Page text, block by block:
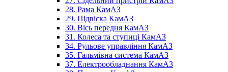
28. Рама КамАЗ
29. Підвіска КамАЗ
30. Вісь передня КамАЗ
31. Колеса та ступиці КамАЗ
34. Рульове управління КамАЗ
35. Гальмівна система КамАЗ
37. Електрообладнання КамАЗ